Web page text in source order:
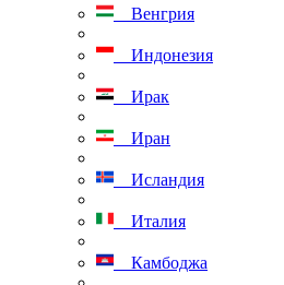
Венгрия
Индонезия
Ирак
Иран
Исландия
Италия
Камбоджа